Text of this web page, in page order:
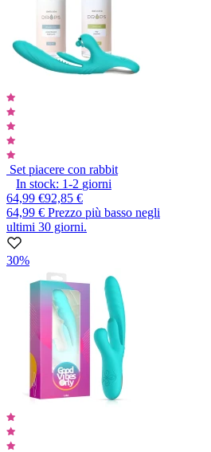
Set piacere con rabbit
In stock: 1-2 giorni
64,99 €92,85 €
64,99 € Prezzo più basso negli
ultimi 30 giorni.
30%